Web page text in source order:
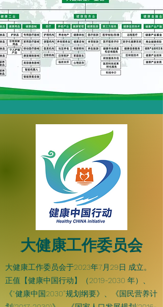
大健康工作委员会
大健康工作委员会于2023年7月29日 成立。
正值【健康中国行动】（2019-2030 年）、
《“健康中国2030”规划纲要》、《国民营养计